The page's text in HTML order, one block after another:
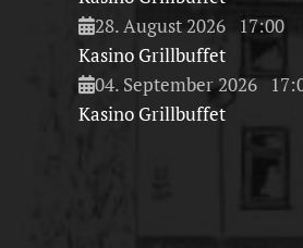
28. August 2026
17:00
Kasino Grillbuffet
04. September 2026
Kasino Grillbuffet